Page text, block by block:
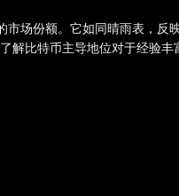
场份额。它如同晴雨表，反
解比特币主导地位对于经验